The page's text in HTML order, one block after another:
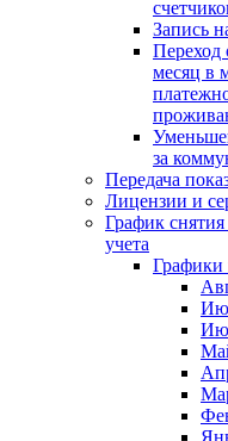
Запись
Переход
месяц в
за
Передача
Лицензии и
График
учета
Графики